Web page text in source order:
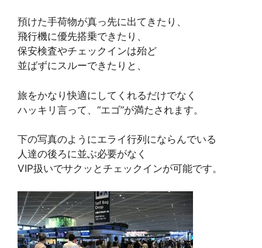
預けた手荷物が真っ先に出てきたり、
飛行機に優先搭乗できたり、
保安検査やチェックインは殆ど
並ばずにスルーできたりと、
旅をかなり快適にしてくれるだけでなく
ハッキリ言って、“エゴ”が満たされます。
下の写真のようにエライ行列にならんでいる
人達の後ろに並ぶ必要がなく
VIP扱いでサクッとチェックインが可能です。